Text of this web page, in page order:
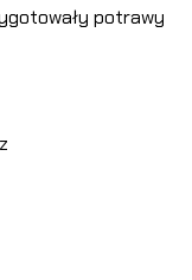
potrawy